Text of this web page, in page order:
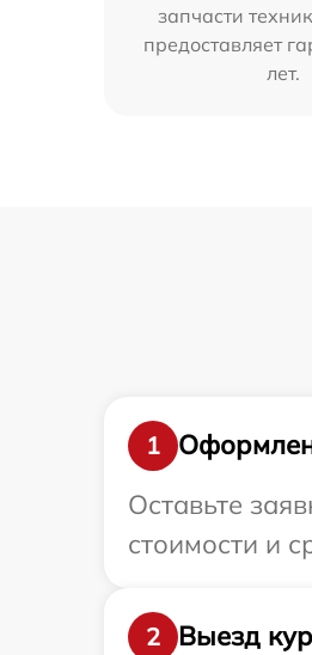
запчасти
предоставляет
лет.
1
Оставьте
стоимости и
2
Выезд